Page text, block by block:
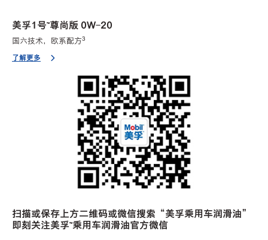
美孚1号™尊尚版 0W-20
国六技术，欧系配方3
了解更多
扫描或保存上方二维码或微信搜索“美孚乘用车润滑油”
即刻关注美孚™乘用车润滑油官方微信